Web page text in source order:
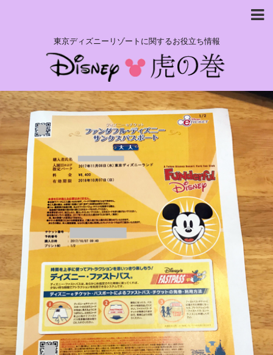
東京ディズニーリゾートに関するお役立ち情報